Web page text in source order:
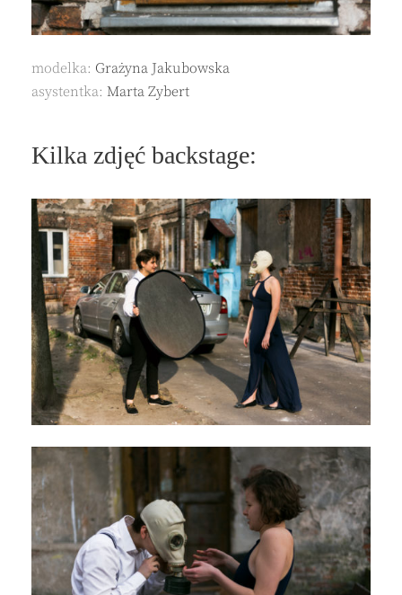
modelka: Grażyna Jakubowska
asystentka: Marta Zybert
Kilka zdjęć backstage: